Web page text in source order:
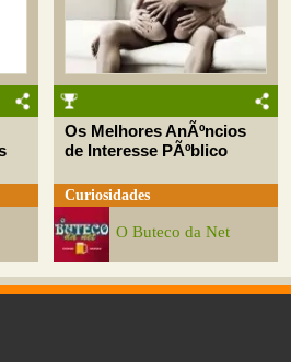
Os Melhores AnÃºncios
de Interesse PÃºblico
Curiosidades
O Buteco da Net